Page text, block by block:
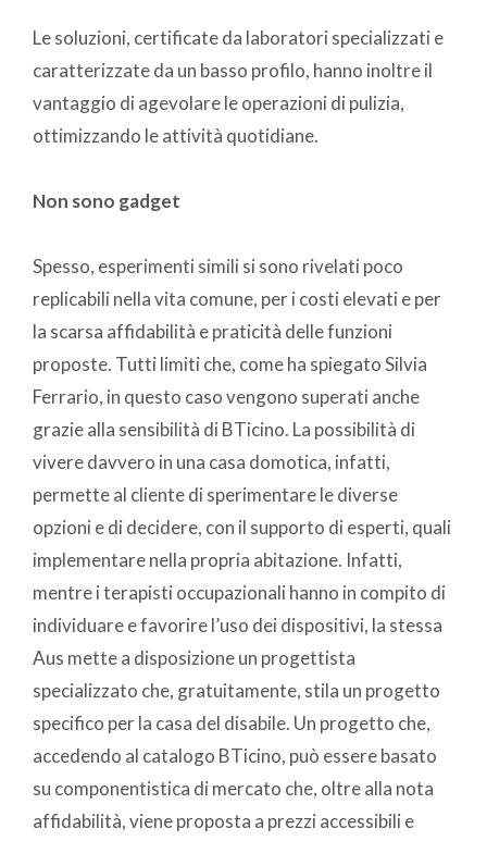
Le soluzioni, certificate da laboratori specializzati e
caratterizzate da un basso profilo, hanno inoltre il
vantaggio di agevolare le operazioni di pulizia,
ottimizzando le attività quotidiane.
Non sono gadget
Spesso, esperimenti simili si sono rivelati poco
replicabili nella vita comune, per i costi elevati e per
la scarsa affidabilità e praticità delle funzioni
proposte. Tutti limiti che, come ha spiegato Silvia
Ferrario, in questo caso vengono superati anche
grazie alla sensibilità di BTicino. La possibilità di
vivere davvero in una casa domotica, infatti,
permette al cliente di sperimentare le diverse
opzioni e di decidere, con il supporto di esperti, quali
implementare nella propria abitazione. Infatti,
mentre i terapisti occupazionali hanno in compito di
individuare e favorire l’uso dei dispositivi, la stessa
Aus mette a disposizione un progettista
specializzato che, gratuitamente, stila un progetto
specifico per la casa del disabile. Un progetto che,
accedendo al catalogo BTicino, può essere basato
su componentistica di mercato che, oltre alla nota
affidabilità, viene proposta a prezzi accessibili e